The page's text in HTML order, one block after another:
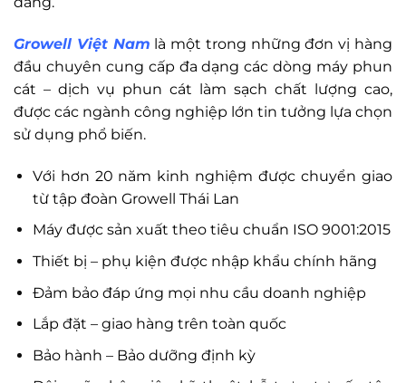
Growell Việt Nam là một trong những đơn vị hàng
đầu chuyên cung cấp đa dạng các dòng máy phun
cát – dịch vụ phun cát làm sạch chất lượng cao,
được các ngành công nghiệp lớn tin tưởng lựa chọn
sử dụng phổ biến.
Với hơn 20 năm kinh nghiệm được chuyển giao
từ tập đoàn Growell Thái Lan
Máy được sản xuất theo tiêu chuẩn ISO 9001:2015
Thiết bị – phụ kiện được nhập khẩu chính hãng
Đảm bảo đáp ứng mọi nhu cầu doanh nghiệp
Lắp đặt – giao hàng trên toàn quốc
Bảo hành – Bảo dưỡng định kỳ